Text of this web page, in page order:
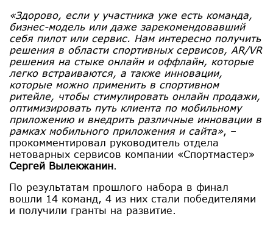
«Здорово, если у участника уже есть команда,
бизнес-модель или даже зарекомендовавший
себя пилот или сервис. Нам интересно получить
решения в области спортивных сервисов, AR/VR
решения на стыке онлайн и оффлайн, которые
легко встраиваются, а также инновации,
которые можно применить в спортивном
ритейле, чтобы стимулировать онлайн продажи,
оптимизировать путь клиента по мобильному
приложению и внедрить различные инновации в
рамках мобильного приложения и сайта», –
прокомментировал руководитель отдела
нетоварных сервисов компании «Спортмастер»
Сергей Вылекжанин.
По результатам прошлого набора в финал
вошли 14 команд, 4 из них стали победителями
и получили гранты на развитие.